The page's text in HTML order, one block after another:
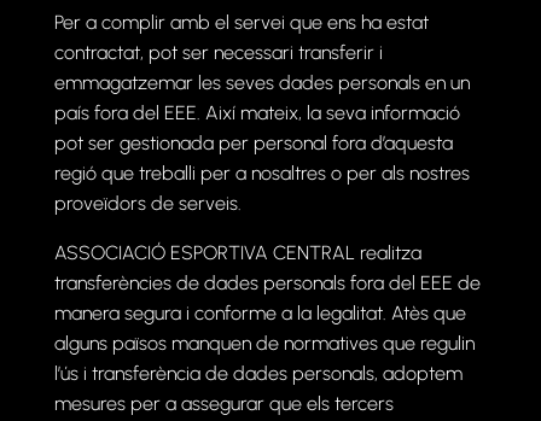
Per a complir amb el servei que ens ha estat
contractat, pot ser necessari transferir i
emmagatzemar les seves dades personals en un
país fora del EEE. Així mateix, la seva informació
pot ser gestionada per personal fora d’aquesta
regió que treballi per a nosaltres o per als nostres
proveïdors de serveis.
ASSOCIACIÓ ESPORTIVA CENTRAL realitza
transferències de dades personals fora del EEE de
manera segura i conforme a la legalitat. Atès que
alguns països manquen de normatives que regulin
l’ús i transferència de dades personals, adoptem
mesures per a assegurar que els tercers